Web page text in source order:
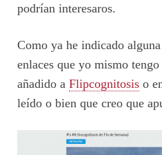
podrían interesaros.
Como ya he indicado
enlaces que yo mismo
añadido a Flipcognitosis o
leído o bien que creo que